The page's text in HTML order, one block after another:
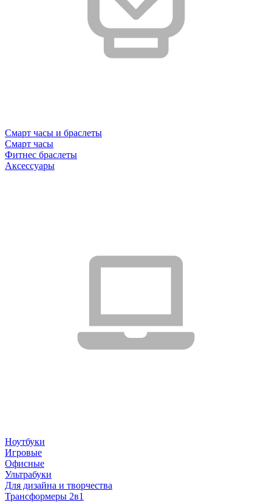
Смарт часы и браслеты
Смарт часы
Фитнес браслеты
Аксессуары
Ноутбуки
Игровые
Офисные
Ультрабуки
Для дизайна и творчества
Трансформеры 2в1